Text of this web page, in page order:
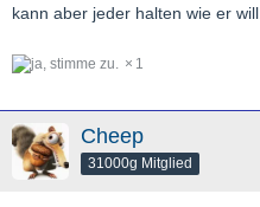
kann aber jeder halten wie er will.
1
Cheep
31000g Mitglied